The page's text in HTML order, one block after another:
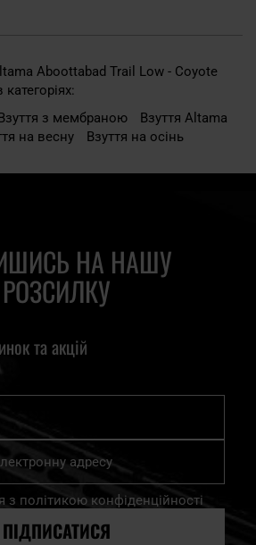
Aboottabad Trail Low - Coyote
з мембраною
Взуття Altama
на весну Взуття на осінь
НА НАШУ
РОЗСИЛКУ
та акцій
з політикою конфіденційності
ПІДПИСАТИСЯ